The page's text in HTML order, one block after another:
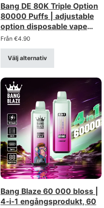
Bang DE 80K Triple Option
80000 Puffs | adjustable
option disposable vape
with LCD & triple mesh
coils
Från €4.90
Välj alternativ
Bang Blaze 60 000 bloss |
4-i-1 engångsprodukt, 60